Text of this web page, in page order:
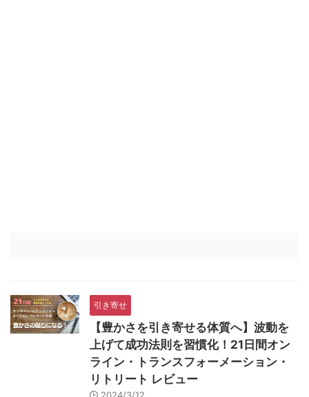
引き寄せ
【豊かさを引き寄せる体質へ】波動を
上げて成功法則を習慣化！21日間オン
ライン・トランスフォーメーション・
リトリート レビュー